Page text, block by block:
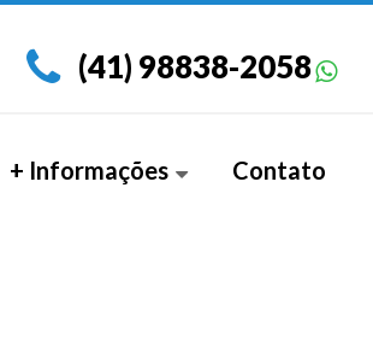
(41) 98838-2058
+ Informações Contato